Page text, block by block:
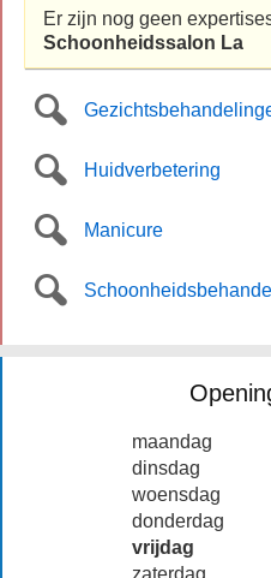
Er zijn nog geen
Schoonheidssalon La
Huidverbetering
Manicure
maandag
dinsdag
woensdag
donderdag
vrijdag
zaterdag